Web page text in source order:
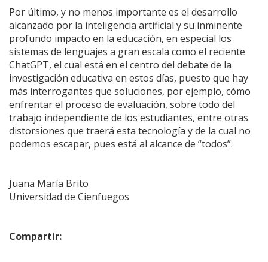
Por último, y no menos importante es el desarrollo
alcanzado por la inteligencia artificial y su inminente
profundo impacto en la educación, en especial los
sistemas de lenguajes a gran escala como el reciente
ChatGPT, el cual está en el centro del debate de la
investigación educativa en estos días, puesto que hay
más interrogantes que soluciones, por ejemplo, cómo
enfrentar el proceso de evaluación, sobre todo del
trabajo independiente de los estudiantes, entre otras
distorsiones que traerá esta tecnología y de la cual no
podemos escapar, pues está al alcance de “todos”.
Juana María Brito
Universidad de Cienfuegos
Compartir: